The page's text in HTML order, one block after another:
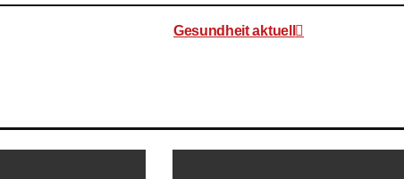
Gesundheit aktuell